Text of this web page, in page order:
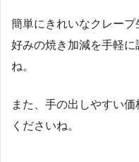
簡単にきれいなクレー
好みの焼き加減を手軽
ね。
また、手の出しやすい
くださいね。